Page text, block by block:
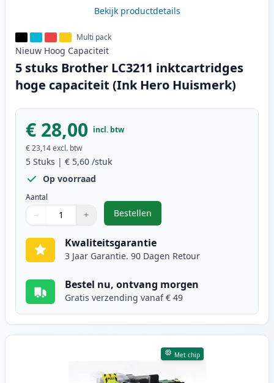
Bekijk productdetails
Multi pack
Nieuw Hoog Capaciteit
5 stuks Brother LC3211 inktcartridges
hoge capaciteit (Ink Hero Huismerk)
€ 28,00 incl. btw
€ 23,14excl. btw
5 Stuks | € 5,60 /stuk
Op voorraad
Aantal
Gebruik de knoppen om aan te passen
− +
1
Bestellen
,5 stuks Brother LC3211
Kwaliteitsgarantie
3 Jaar Garantie. 90 Dagen Retour
Bestel nu, ontvang morgen
Gratis verzending vanaf € 49
Met chip